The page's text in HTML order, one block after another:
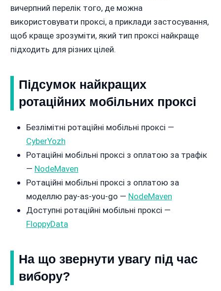
вичерпний перелік того, де можна
використовувати проксі, а приклади застосування,
щоб краще зрозуміти, який тип проксі найкраще
підходить для різних цілей.
Підсумок найкращих
ротаційних мобільних проксі
Безлімітні ротаційні мобільні проксі —
CyberYozh
Ротаційні мобільні проксі з оплатою за трафік
— NodeMaven
Ротаційні мобільні проксі з оплатою за
моделлю pay-as-you-go — NodeMaven
Доступні ротаційні мобільні проксі —
FloppyData
На що звернути увагу під час
вибору?